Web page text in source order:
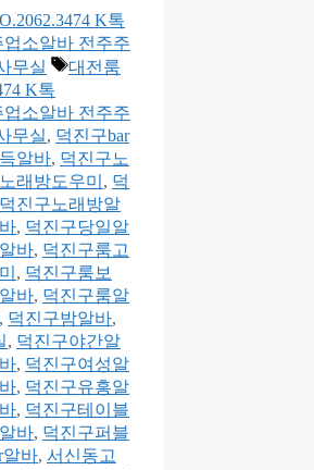
K톡
소알바 전주주
무실
태
대전룸
K톡
소알바 전주주
무실, 덕진구bar
알바, 덕진구노
래방도우미 , 덕
덕진구노래방알
, 덕진구당일알
바, 덕진구룸고
, 덕진구룸보
바, 덕진구룸알
, 덕진구밤알바,
, 덕진구야간알
, 덕진구여성알
, 덕진구유흥알
, 덕진구테이블
바, 덕진구퍼블
알바, 서신동고